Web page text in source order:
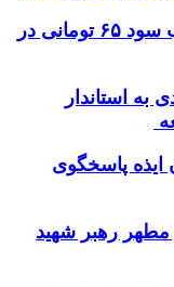
اخبار گروه سرمایه گذاری تصویب سود ۶۵ تومانی در
به استاندار
پاسخگوی
مطهر رهبر شهید